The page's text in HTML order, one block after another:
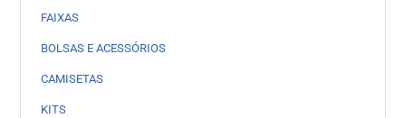
FAIXAS
BOLSAS E ACESSÓRIOS
CAMISETAS
KITS